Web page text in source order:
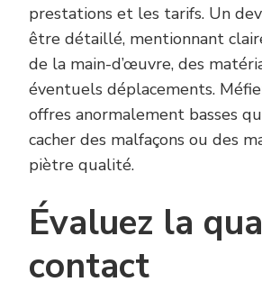
prestations et les tarifs. Un
être détaillé, mentionnant
de la main-d’œuvre, des
éventuels déplacements.
offres anormalement basses
cacher des malfaçons ou des
piètre qualité.
Évaluez la
contact